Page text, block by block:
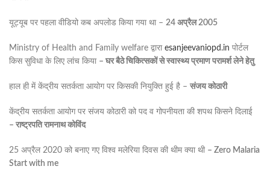
यूट्यूब पर पहला वीडियो कब अपलोड किया गया था – 24 अप्रैल 2005
Ministry of Health and Family welfare द्वारा esanjeevaniopd.in पोर्टल
किस सुविधा के लिए लांच किया – घरबैठेचिकित्सकोंसेस्वास्थ्यप्रमाणपरामर्शलेनेहेतु
हाल ही में केंद्रीय सतर्कता आयोग पर किसकी नियुक्ति हुई है – संजयकोठारी
केंद्रीय सतर्कता आयोग पर संजय कोठारी को पद व गोपनीयता की शपथ किसने दिलाई
– राष्ट्रपतिरामनाथकोविंद
25 अप्रैल 2020 को बनाए गए विश्व मलेरिया दिवस की थीम क्या थी – Zero Malaria
Start with me